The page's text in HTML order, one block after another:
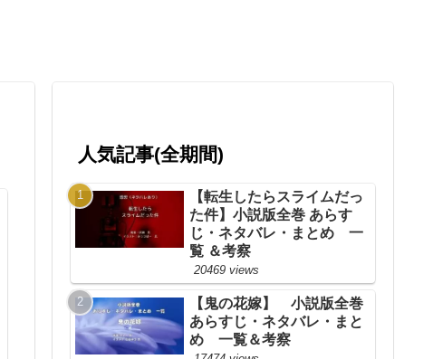
人気記事(全期間)
【転生したらスライムだっ
た件】小説版全巻 あらす
じ・ネタバレ・まとめ 一
覧 ＆考察
20469 views
【鬼の花嫁】 小説版全巻
あらすじ・ネタバレ・まと
め 一覧＆考察